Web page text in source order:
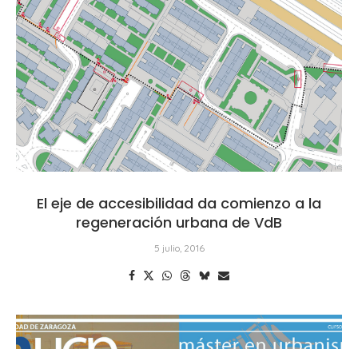
El eje de accesibilidad da comienzo a la
regeneración urbana de VdB
5 julio, 2016